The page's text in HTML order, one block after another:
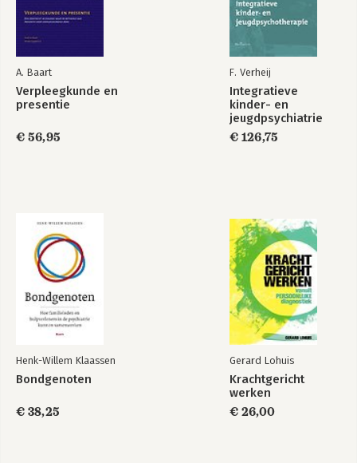
A. Baart
Verpleegkunde en
presentie
€ 56,95
F. Verheij
Integratieve
kinder- en
jeugdpsychiatrie
€ 126,75
Henk-Willem Klaassen
Bondgenoten
€ 38,25
Gerard Lohuis
Krachtgericht
werken
€ 26,00